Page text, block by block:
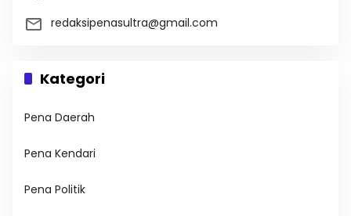
redaksipenasultra@gmail.com
Kategori
Pena Daerah
Pena Kendari
Pena Politik